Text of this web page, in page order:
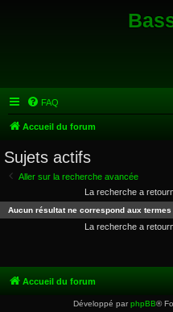
FAQ
Accueil du forum
Sujets actifs
Aller sur la recherche avancée
La recherche a
Aucun résultat ne correspond aux
La recherche a
Accueil du forum
Développé parphpBB®